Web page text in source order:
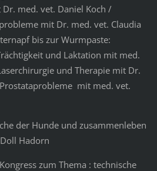
med. vet. Daniel Koch /
mit Dr. med. vet. Claudia
bis zur Wurmpaste:
und Laktation mit med.
und Therapie mit Dr.
Prostataprobleme mit med. vet.
der Hunde und zusammenleben
Hadorn
zum Thema : technische